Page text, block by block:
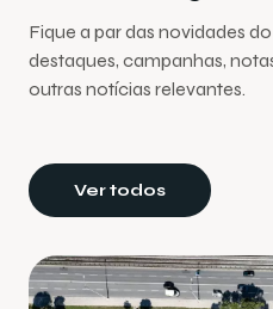
Fique a par das novidades
destaques, campanhas,
outras notícias relevantes.
Ver todos